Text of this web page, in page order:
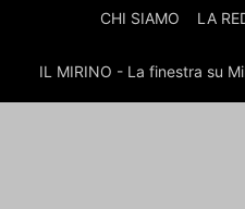
CHI SIAMO LA
IL MIRINO - La finestra su